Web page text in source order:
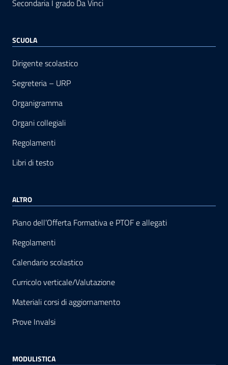
Secondaria I grado Da Vinci
SCUOLA
Dirigente scolastico
Segreteria – URP
Organigramma
Organi collegiali
Regolamenti
Libri di testo
ALTRO
Piano dell’Offerta Formativa e PTOF e allegati
Regolamenti
Calendario scolastico
Curricolo verticale/Valutazione
Materiali corsi di aggiornamento
Prove Invalsi
MODULISTICA